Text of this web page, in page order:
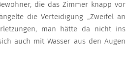
die das Zimmer knapp vor
die Verteidigung „Zweifel an
man hätte da nicht ins
auch mit Wasser aus den Augen